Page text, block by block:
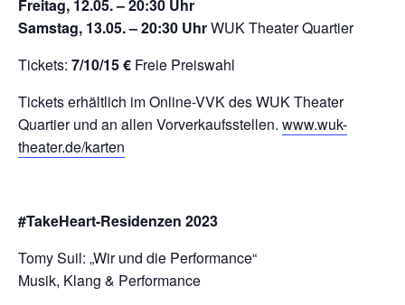
Freitag, 12.05. – 20:30 Uhr
Samstag, 13.05. – 20:30 UhrWUK Theater Quartier
Tickets: 7/10/15 € Freie Preiswahl
Tickets erhältlich im Online-VVK des WUK Theater
Quartier und an allen Vorverkaufsstellen. www.wuk-
theater.de/karten
#TakeHeart-Residenzen 2023
Tomy Suil: „Wir und die Performance“
Musik, Klang & Performance